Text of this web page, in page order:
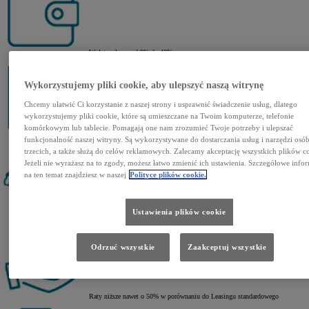
Wpłata własna od 0% do 40%
Umowa leasingowa na okres od 24 do 48 miesięcy
Trzy warianty zakończenia umowy: wymiana na nowe auto, zwrot lub wykup
Raty niższe nawet o 50% w porównaniu do Leasingu standardowego
Wykorzystujemy pliki cookie, aby ulepszyć naszą witrynę
Chcemy ułatwić Ci korzystanie z naszej strony i usprawnić świadczenie usług, dlatego
wykorzystujemy pliki cookie, które są umieszczane na Twoim komputerze, telefonie
komórkowym lub tablecie. Pomagają one nam zrozumieć Twoje potrzeby i ulepszać
funkcjonalność naszej witryny. Są wykorzystywane do dostarczania usług i narzędzi osób
trzecich, a także służą do celów reklamowych. Zalecamy akceptację wszystkich plików
Jeżeli nie wyrażasz na to zgody, możesz łatwo zmienić ich ustawienia. Szczegółowe
na ten temat znajdziesz w naszej Polityce plików cookie.
Ustawienia plików cookie
Odrzuć wszystkie Zaakceptuj wszystkie